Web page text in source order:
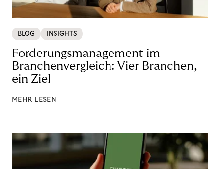
BLOG INSIGHTS
Forderungsmanagement im
Branchenvergleich: Vier Branchen,
ein Ziel
MEHR LESEN